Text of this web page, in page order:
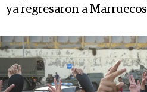
ya regresaron a Marruecos